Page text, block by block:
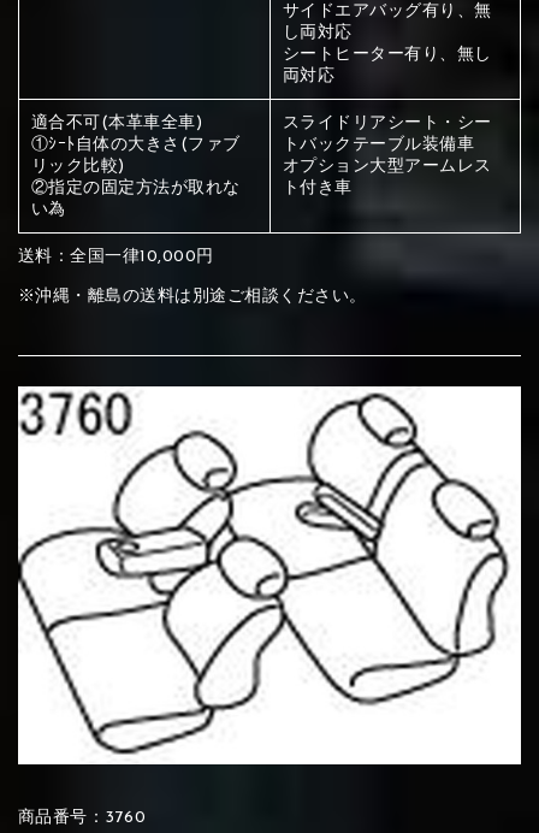
②Gray
⑩White ⑪Black ⑫Ivory
⑬Light gray
①Beige ②Gray ③Red
④Brown ⑤Dark Brown
⑦Blue ⑧Orange ⑨Pink
⑪Black ⑫Ivory
⑬Light gray
刺繍は下記21種類からご選択ください。
④Brown ⑤Dark Brown
⑦Blue ⑧Orange ⑨Pink
⑩White ⑪Black ⑫Ivory
赤く塗られている場所を選択
刺繍は下記21種類からご選択ください。
①Black ②Gray
④Beige ⑥Red
⑦Wine-red ⑧Yellow ⑨Orange
赤く塗られている場所を選択
刺繍は下記21種類からご選択ください。
①Black ②Gray
④Beige ⑤Ivory ⑥Red
⑦Wine-red ⑧Yellow ⑨Orange
サイドエアバッグ有り、無
し両対応
シートヒーター有り、無し
両対応
適合不可(本革車全車)
①ｼｰﾄ自体の大きさ(ファブ
リック比較)
②指定の固定方法が取れな
い為
スライドリアシート・シー
トバックテーブル装備車
オプション大型アームレス
ト付き車
送料：全国一律10,000円
※沖縄・離島の送料は別途ご相談ください。
商品番号：3760